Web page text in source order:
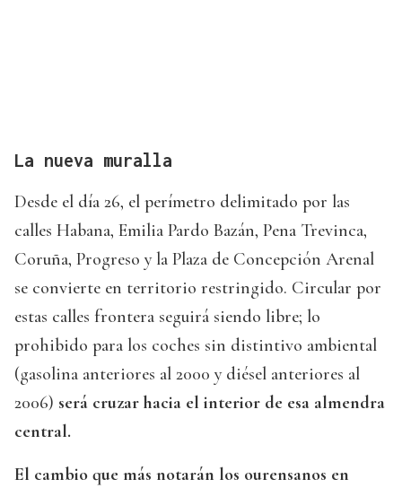
La nueva muralla
Desde el día 26, el perímetro delimitado por las
calles Habana, Emilia Pardo Bazán, Pena Trevinca,
Coruña, Progreso y la Plaza de Concepción Arenal
se convierte en territorio restringido. Circular por
estas calles frontera seguirá siendo libre; lo
prohibido para los coches sin distintivo ambiental
(gasolina anteriores al 2000 y diésel anteriores al
2006) será cruzar hacia el interior de esa almendra
central.
El cambio que más notarán los ourensanos en